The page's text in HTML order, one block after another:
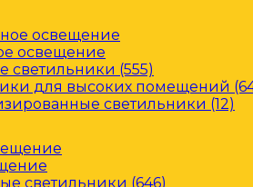
освещение
светильники (555)
для высоких помещений
светильники (12)
светильники (646)